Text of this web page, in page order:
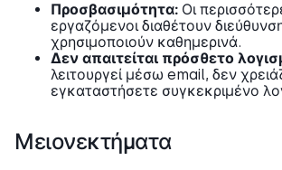
Προσβασιμότητα: Οι
εργαζόμενοι διαθέτουν
χρησιμοποιούν καθημερινά.
Δεν απαιτείται πρόσθετο
λειτουργεί μέσω email, δεν
εγκαταστήσετε συγκεκριμένο
Μειονεκτήματα